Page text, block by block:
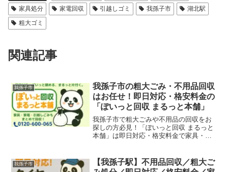
家具処分
家電回収 引越しゴミ 我孫子市
湖北駅
粗大ゴミ
関連記事
我孫子市
我孫子市の粗大ごみ・不用品回収
はお任せ！即日対応・格安料金の
「ぽいっと回収 まるっと本舗」
我孫子市で粗大ごみや不用品の回収をお
探しの方必見！「ぽいっと回収 まるっと
本舗」は即日対応・格安料金で家具・家
我孫子市
【我孫子駅】不用品回収／粗大ご